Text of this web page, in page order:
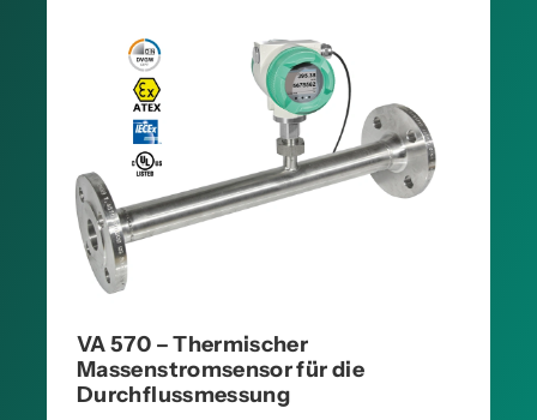
VA 570 – Thermischer
Massenstromsensor für die
Durchflussmessung